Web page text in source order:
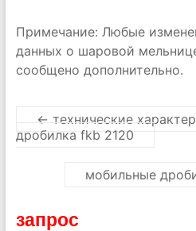
Примечание: Любые
данных o шаровой
сообщено дополнительно.
← технические
дробилка fkb 2120
мобильные
запрос